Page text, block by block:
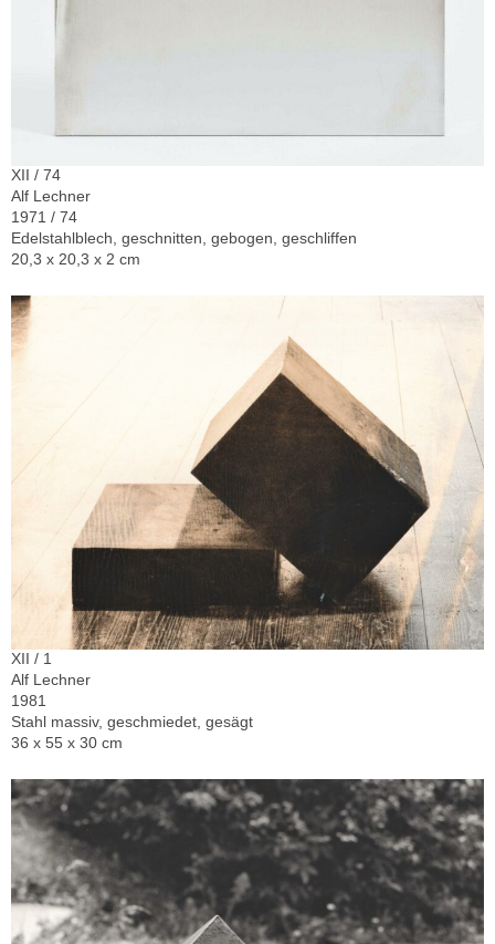
XII / 74
Alf Lechner
1971 / 74
Edelstahlblech, geschnitten, gebogen, geschliffen
20,3 x 20,3 x 2 cm
XII / 1
Alf Lechner
1981
Stahl massiv, geschmiedet, gesägt
36 x 55 x 30 cm